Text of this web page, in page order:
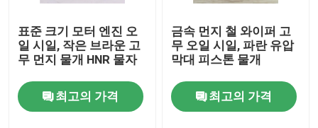
밸브 대 오일 시일
엔진 수리부품
표준 크기 모터 엔진 오
일 시일, 작은 브라운 고
무 먼지 물개 HNR 물자
최고의 가격
금속 먼지 철 와이퍼 고
무 오일 시일, 파란 유압
막대 피스톤 물개
최고의 가격